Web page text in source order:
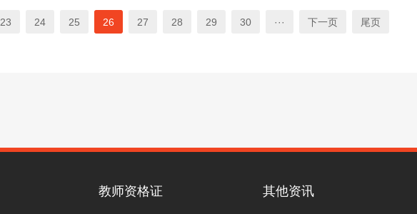
23 24 25 26 27 28 29 30 ··· 下一页 尾页
教师资格证 其他资讯